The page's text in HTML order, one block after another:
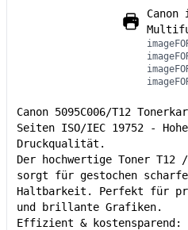
Canon
Canon 5095C006/T12
Seiten ISO/IEC 19752 -
Druckqualität.
Der hochwertige Toner T12
sorgt für gestochen
Haltbarkeit. Perfekt für
und brillante Grafiken.
Effizient & kostensparend: